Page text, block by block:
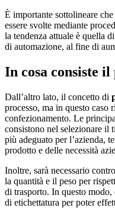
È importante sottolineare
essere svolte mediante
la tendenza attuale è quella
di automazione, al fine di
In cosa consiste il
Dall’altro lato, il concetto di
processo, ma in questo caso
confezionamento. Le
consistono nel selezionare il
più adeguato per l’azienda,
prodotto e delle necessità
Inoltre, sarà necessario
la quantità e il peso per
di trasporto. In questo modo,
di etichettatura per poter